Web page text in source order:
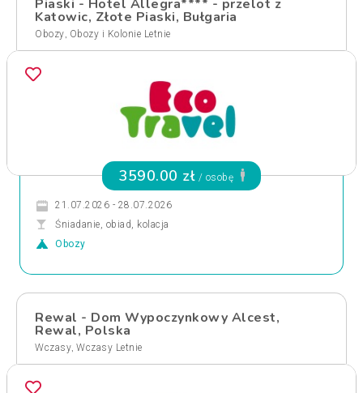
Piaski - Hotel Allegra**** - przelot z
Katowic, Złote Piaski, Bułgaria
Obozy, Obozy i Kolonie Letnie
3590.00 zł / osobę
21.07.2026 - 28.07.2026
Śniadanie, obiad, kolacja
Obozy
Rewal - Dom Wypoczynkowy Alcest,
Rewal, Polska
Wczasy, Wczasy Letnie